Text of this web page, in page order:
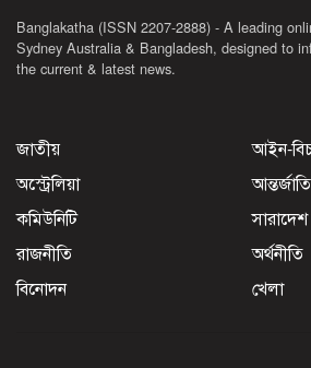
Banglakatha (ISSN 2207-2888) - A leading
Sydney Australia & Bangladesh, designed to
the current & latest news.
জাতীয়
আইন-
অস্ট্রেলিয়া
কমিউনিটি
সারাদেশ
রাজনীতি
অর্থনীতি
বিনোদন
খেলা